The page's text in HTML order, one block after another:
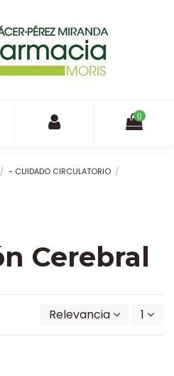
0
- CUIDADO CIRCULATORIO
Cerebral
Relevancia 1